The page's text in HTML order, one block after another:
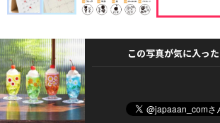
この写真が気に入っ